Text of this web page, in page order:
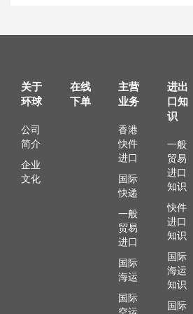
关于
环球
公司
简介
企业
文化
在线
下单
主营
业务
香港
快件
进口
国际
快递
一般
贸易
进口
国际
海运
国际
空运
进出
口知
识
一般
贸易
进口
知识
快件
进口
知识
国际
海运
知识
国际